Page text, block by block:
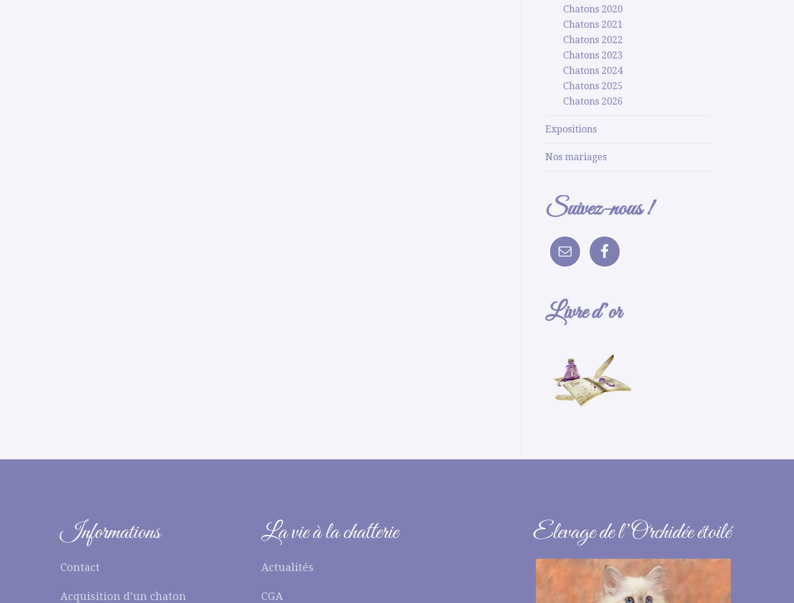
Chatons 2020
Chatons 2021
Chatons 2022
Chatons 2023
Chatons 2024
Chatons 2025
Chatons 2026
Expositions
Nos mariages
Suivez-nous !
Livre d’or
Informations
Contact
Acquisition d’un chaton
La vie à la chatterie
Actualités
CGA
Elevage de l’Orchidée étoilé